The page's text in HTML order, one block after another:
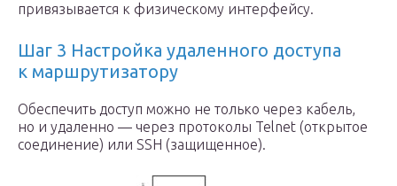
привязывается к физическому интерфейсу.
Шаг 3 Настройка удаленного доступа
к маршрутизатору
Обеспечить доступ можно не только через кабель,
но и удаленно — через протоколы Telnet (открытое
соединение) или SSH (защищенное).